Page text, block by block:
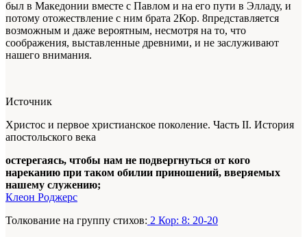
был в Македонии вместе с Павлом и на его пути в Элладу, и
потому отожествление с ним брата 2Кор. 8представляется
возможным и даже вероятным, несмотря на то, что
соображения, выставленные древними, и не заслуживают
нашего внимания.
Источник
Христос и первое христианское поколение. Часть II. История
апостольского века
остерегаясь, чтобы нам не подвергнуться от кого
нареканию при таком обилии приношений, вверяемых
нашему служению;
Клеон Роджерс
Толкование на группу стихов: 2 Кор: 8: 20-20